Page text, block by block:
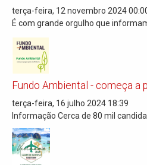
terça-feira, 12 novembro 2024
É com grande orgulho que
Fundo Ambiental - começa a
terça-feira, 16 julho 2024 18:39
Informação Cerca de 80 mil